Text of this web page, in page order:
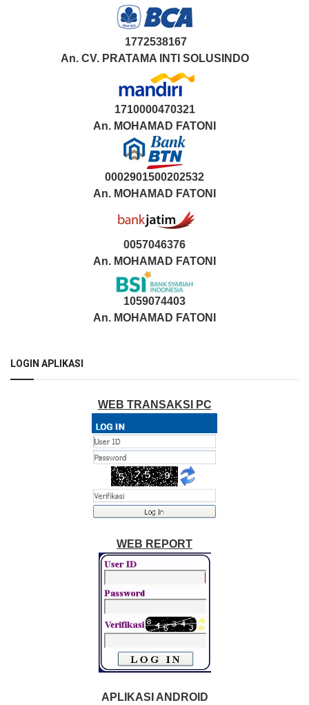
1772538167
An. CV. PRATAMA INTI SOLUSINDO
1710000470321
An. MOHAMAD FATONI
0002901500202532
An. MOHAMAD FATONI
0057046376
An. MOHAMAD FATONI
1059074403
An. MOHAMAD FATONI
LOGIN APLIKASI
WEB TRANSAKSI PC
WEB REPORT
APLIKASI ANDROID